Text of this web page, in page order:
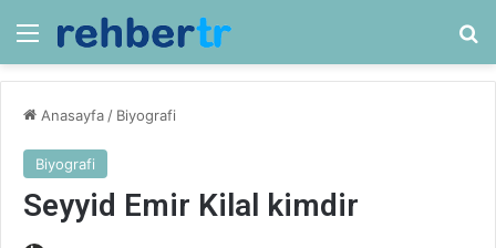
Menü
Anasayfa / Biyografi
Biyografi
Seyyid Emir Kilal kimdir